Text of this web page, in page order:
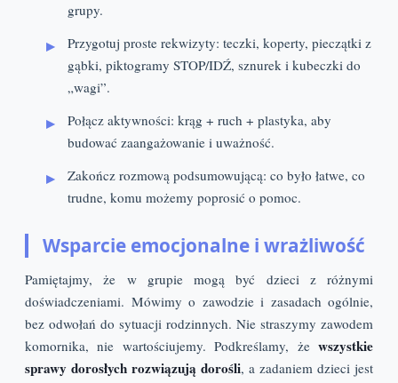
grupy.
Przygotuj proste rekwizyty: teczki, koperty, pieczątki z
gąbki, piktogramy STOP/IDŹ, sznurek i kubeczki do
„wagi”.
Połącz aktywności: krąg + ruch + plastyka, aby
budować zaangażowanie i uważność.
Zakończ rozmową podsumowującą: co było łatwe, co
trudne, komu możemy poprosić o pomoc.
Wsparcie emocjonalne i wrażliwość
Pamiętajmy, że w grupie mogą być dzieci z różnymi
doświadczeniami. Mówimy o zawodzie i zasadach ogólnie,
bez odwołań do sytuacji rodzinnych. Nie straszymy zawodem
komornika, nie wartościujemy. Podkreślamy, że wszystkie
sprawy dorosłych rozwiązują dorośli, a zadaniem dzieci jest